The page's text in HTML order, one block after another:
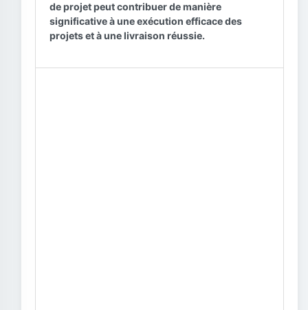
de projet peut contribuer de manière
significative à une exécution efficace des
projets et à une livraison réussie.